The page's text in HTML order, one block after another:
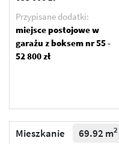
Przypisane dodatki:
miejsce postojowe w
garażu z boksem nr 55 -
52 800 zł
Mieszkanie 69.92 m2